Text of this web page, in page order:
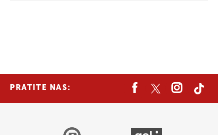
PRATITE NAS: